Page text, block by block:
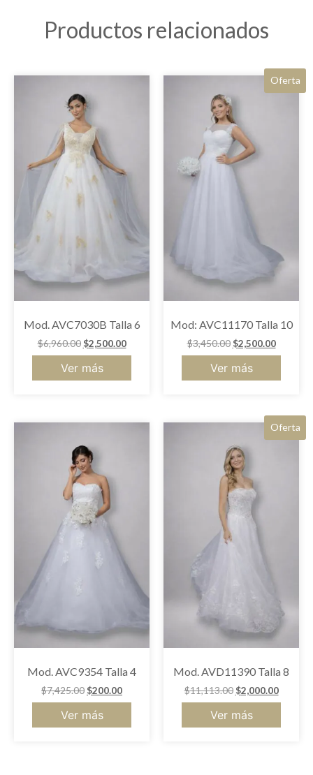
Productos relacionados
Mod. AVC7030B Talla 6
$6,960.00 $2,500.00
Ver más
Oferta
Mod: AVC11170 Talla 10
$3,450.00 $2,500.00
Ver más
Mod. AVC9354 Talla 4
$7,425.00$200.00
Ver más
Oferta
Mod. AVD11390 Talla 8
$11,113.00 $2,000.00
Ver más